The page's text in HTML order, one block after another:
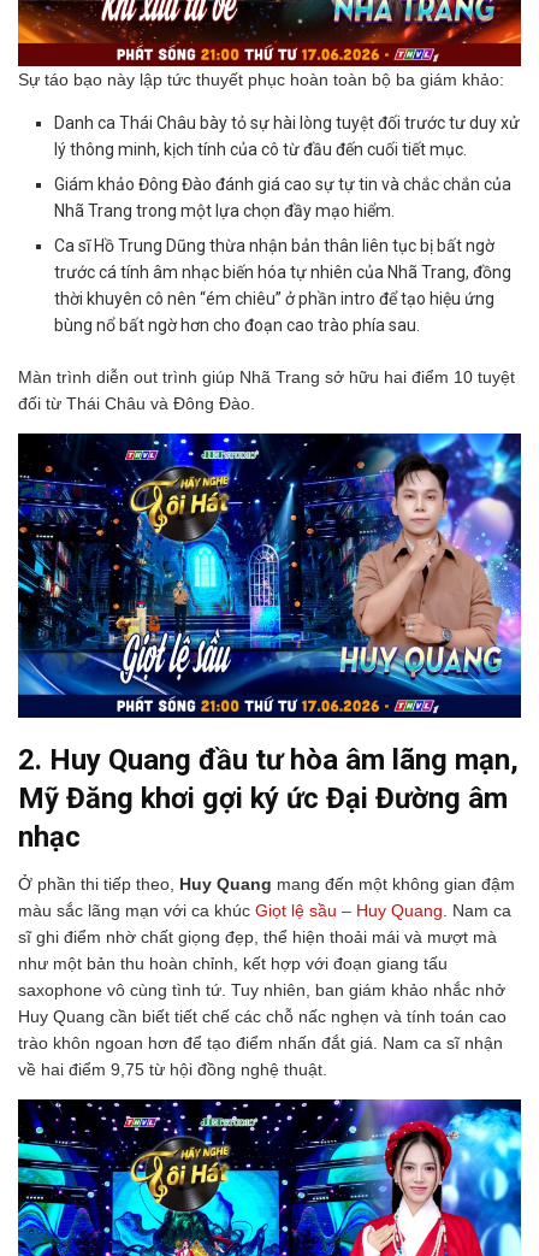
Sự táo bạo này lập tức thuyết phục hoàn toàn bộ ba giám khảo:
Danh ca Thái Châu bày tỏ sự hài lòng tuyệt đối trước tư duy xử
lý thông minh, kịch tính của cô từ đầu đến cuối tiết mục.
Giám khảo Đông Đào đánh giá cao sự tự tin và chắc chắn của
Nhã Trang trong một lựa chọn đầy mạo hiểm.
Ca sĩ Hồ Trung Dũng thừa nhận bản thân liên tục bị bất ngờ
trước cá tính âm nhạc biến hóa tự nhiên của Nhã Trang, đồng
thời khuyên cô nên “ém chiêu” ở phần intro để tạo hiệu ứng
bùng nổ bất ngờ hơn cho đoạn cao trào phía sau.
Màn trình diễn out trình giúp Nhã Trang sở hữu hai điểm 10 tuyệt
đối từ Thái Châu và Đông Đào.
2. Huy Quang đầu tư hòa âm lãng mạn,
Mỹ Đăng khơi gợi ký ức Đại Đường âm
nhạc
Ở phần thi tiếp theo, Huy Quang mang đến một không gian đậm
màu sắc lãng mạn với ca khúc Giọt lệ sầu – Huy Quang . Nam ca
sĩ ghi điểm nhờ chất giọng đẹp, thể hiện thoải mái và mượt mà
như một bản thu hoàn chỉnh, kết hợp với đoạn giang tấu
saxophone vô cùng tình tứ. Tuy nhiên, ban giám khảo nhắc nhở
Huy Quang cần biết tiết chế các chỗ nấc nghẹn và tính toán cao
trào khôn ngoan hơn để tạo điểm nhấn đắt giá. Nam ca sĩ nhận
về hai điểm 9,75 từ hội đồng nghệ thuật.